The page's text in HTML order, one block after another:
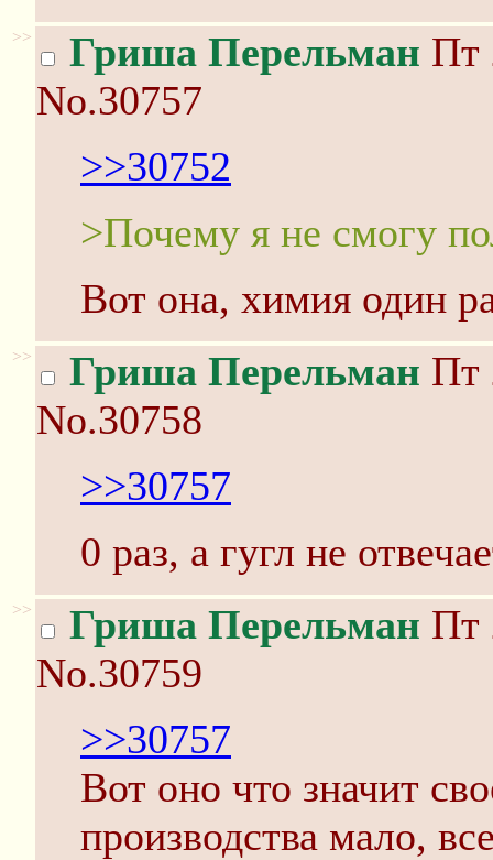
>> Гриша Перельман Пт
No.30757
>>30752
>Почему я не смогу
Вот она, химия один
>> Гриша Перельман Пт
No.30758
>>30757
0 раз, а гугл не
>> Гриша Перельман Пт
No.30759
>>30757
Вот оно что значит
производства мало,